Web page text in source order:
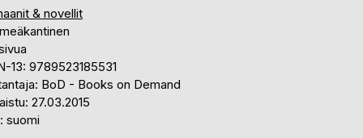
& novellit
13: 9789523185531
BoD - Books on Demand
27.03.2015
suomi